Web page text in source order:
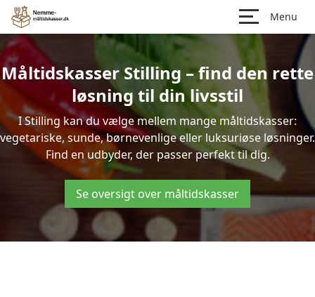
Menu
Måltidskasser Stilling – find den rette
løsning til din livsstil
I Stilling kan du vælge mellem mange måltidskasser:
vegetariske, sunde, børnevenlige eller luksuriøse løsninger.
Find en udbyder, der passer perfekt til dig.
Se oversigt over måltidskasser